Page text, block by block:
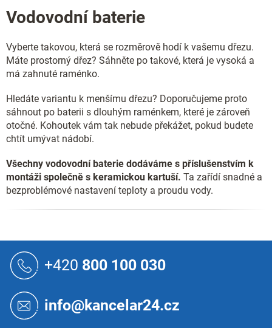
Vodovodní baterie
Vyberte takovou, která se rozměrově hodí k vašemu dřezu.
Máte prostorný dřez? Sáhněte po takové, která je vysoká a
má zahnuté raménko.
Hledáte variantu k menšímu dřezu? Doporučujeme proto
sáhnout po baterii s dlouhým raménkem, které je zároveň
otočné. Kohoutek vám tak nebude překážet, pokud budete
chtít umývat nádobí.
Všechny vodovodní baterie dodáváme s příslušenstvím k
montáži společně s keramickou kartuší. Ta zařídí snadné a
bezproblémové nastavení teploty a proudu vody.
+420 800 100 030
info@kancelar24.cz